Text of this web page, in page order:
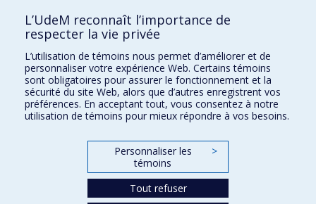
Écoles
Orthophonie et audiologie
Réadaptation
Directions
L’UdeM reconnaît l’importance de
respecter la vie privée
L’utilisation de témoins nous permet d’améliorer et de
personnaliser votre expérience Web. Certains témoins
sont obligatoires pour assurer le fonctionnement et la
sécurité du site Web, alors que d’autres enregistrent vos
préférences. En acceptant tout, vous consentez à notre
utilisation de témoins pour mieux répondre à vos besoins.
Personnaliser les
témoins
>
Tout refuser